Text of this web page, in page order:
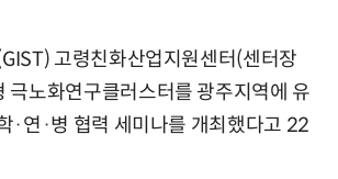
고령친화산업지원센터(센터장
극노화연구클러스터를 광주지역에 유
·연·병 협력 세미나를 개최했다고 22